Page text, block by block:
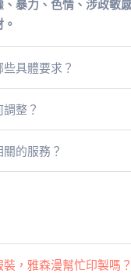
暴力、色情、涉政敏
具體要求？
整？
的服務？
，雅森漫幫忙印製嗎？